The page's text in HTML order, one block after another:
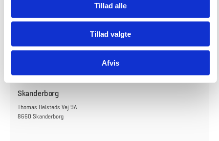
Tillad alle
Tillad valgte
Afvis
1577 København V
Skanderborg
Thomas Helsteds Vej 9A
8660 Skanderborg